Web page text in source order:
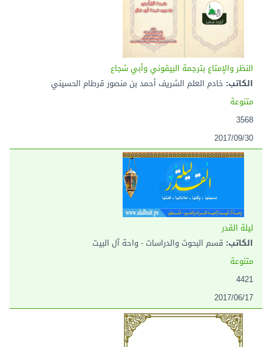
النظر والإمتاع بترجمة البيقوني وأبي شجاع
الكاتب: خادم العلم الشريف أحمد بن منصور قرطام الحسيني
متنوعة
3568
2017/09/30
ليلة القدر
الكاتب: قسم البحوث والدراسات - واحة آل البيت
متنوعة
4421
2017/06/17